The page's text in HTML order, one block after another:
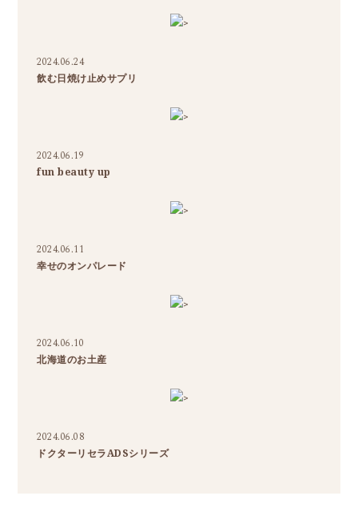
>
2024.06.24
飲む日焼け止めサプリ
>
2024.06.19
fun beauty up
>
2024.06.11
幸せのオンパレード
>
2024.06.10
北海道のお土産
>
2024.06.08
ドクターリセラADSシリーズ